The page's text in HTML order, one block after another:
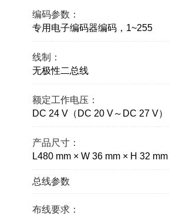
编码参数：
专用电子编码器编码，1~255
线制：
无极性二总线
额定工作电压：
DC 24 V（DC 20 V～DC 27 V）
产品尺寸：
L480 mm × W 36 mm × H 32 mm
总线参数
布线要求：